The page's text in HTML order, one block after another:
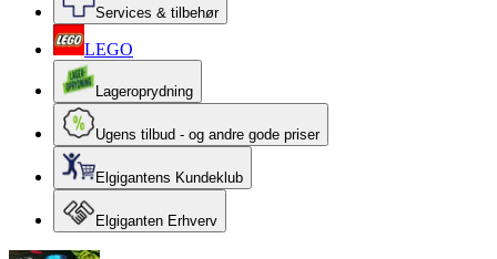
Services & tilbehør
LEGO
Lageroprydning
Ugens tilbud - og andre gode priser
Elgigantens Kundeklub
Elgiganten Erhverv